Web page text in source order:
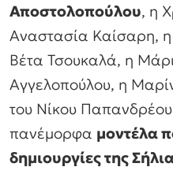
Αποστολοπούλου, η
Αναστασία Καίσαρη,
Βέτα Τσουκαλά, η
Αγγελοπούλου, η
του Νίκου
πανέμορφα μοντέλα
δημιουργίες της